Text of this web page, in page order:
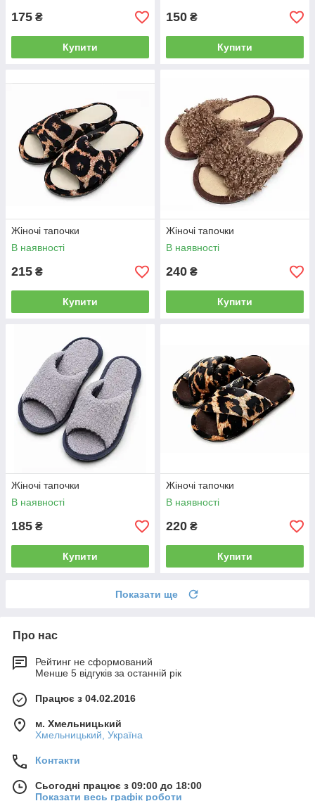
175 ₴
Купити
150 ₴
Купити
Жіночі тапочки
В наявності
215 ₴
Купити
Жіночі тапочки
В наявності
240 ₴
Купити
Жіночі тапочки
В наявності
185 ₴
Купити
Жіночі тапочки
В наявності
220 ₴
Купити
Показати ще
Про нас
Рейтинг не сформований
Менше 5 відгуків за останній рік
Працює з 04.02.2016
м. Хмельницький
Хмельницький, Україна
Контакти
Сьогодні працює з 09:00 до 18:00
Показати весь графік роботи